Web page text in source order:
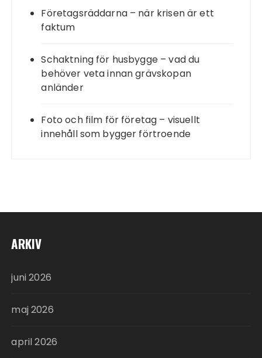
Företagsräddarna – när krisen är ett
faktum
Schaktning för husbygge – vad du
behöver veta innan grävskopan
anländer
Foto och film för företag – visuellt
innehåll som bygger förtroende
ARKIV
juni 2026
maj 2026
april 2026